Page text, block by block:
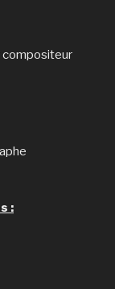
compositeur
: